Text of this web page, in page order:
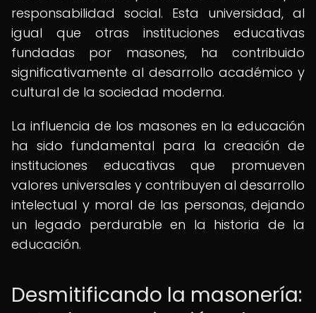
responsabilidad social. Esta universidad, al
igual que otras instituciones educativas
fundadas por masones, ha contribuido
significativamente al desarrollo académico y
cultural de la sociedad moderna.
La influencia de los masones en la educación
ha sido fundamental para la creación de
instituciones educativas que promueven
valores universales y contribuyen al desarrollo
intelectual y moral de las personas, dejando
un legado perdurable en la historia de la
educación.
Desmitificando la masonería: